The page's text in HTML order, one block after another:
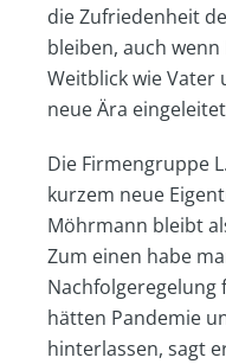
die Zufriedenheit
bleiben, auch
Weitblick wie
neue Ära
Die Firmengruppe
kurzem neue
Möhrmann bleibt
Zum einen habe
Nachfolgeregelung
hätten Pandemie
hinterlassen, sagt